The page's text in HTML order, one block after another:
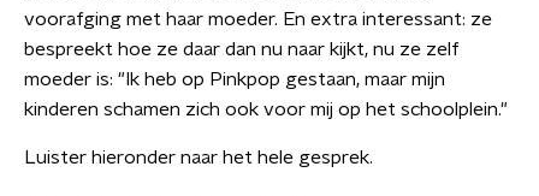
voorafging met haar moeder. En extra interessant: ze
bespreekt hoe ze daar dan nu naar kijkt, nu ze zelf
moeder is: "Ik heb op Pinkpop gestaan, maar mijn
kinderen schamen zich ook voor mij op het schoolplein."
Luister hieronder naar het hele gesprek.